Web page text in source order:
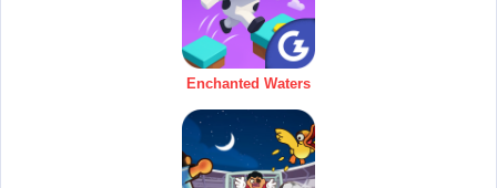
Enchanted Waters